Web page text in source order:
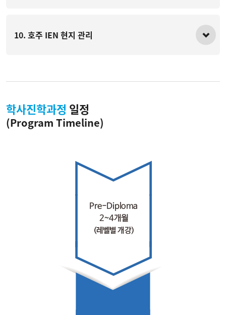
10. 호주 IEN 현지 관리
학사진학과정 일정
(Program Timeline)